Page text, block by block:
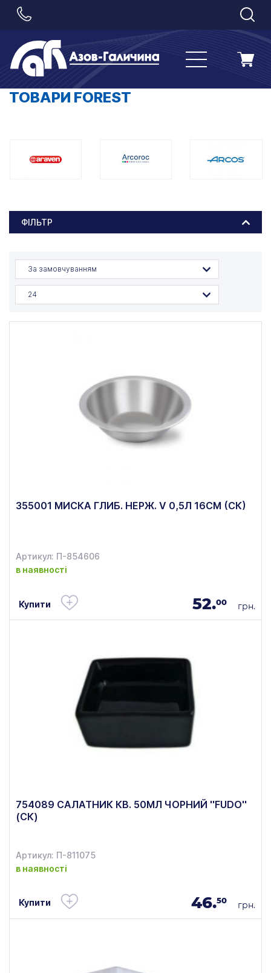
ТОВАРИ FOREST
ФІЛЬТР
За замовчуванням
24
355001 МИСКА ГЛИБ. НЕРЖ. V 0,5Л 16СМ (СК)
Артикул: П-854606
в наявності
Купити 52.00 грн.
754089 САЛАТНИК КВ. 50МЛ ЧОРНИЙ ''FUDO''
(СК)
Артикул: П-811075
в наявності
Купити 46.50 грн.